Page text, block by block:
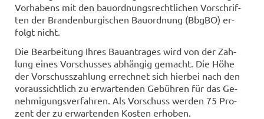
Vor­ha­bens mit den bau­ord­nungs­recht­li­chen Vor­schrif­
ten der Bran­den­bur­gi­schen Bau­ord­nung (BbgBO) er­
folgt nicht.
Die Be­ar­bei­tung Ihres Bau­an­tra­ges wird von der Zah­
lung eines Vor­schus­ses ab­hän­gig ge­macht. Die Höhe
der Vor­schuss­zah­lung er­rech­net sich hier­bei nach den
vor­aus­sicht­lich zu er­war­ten­den Ge­büh­ren für das Ge­
neh­mi­gungs­ver­fah­ren. Als Vor­schuss wer­den 75 Pro­
zent der zu er­war­ten­den Kos­ten er­ho­ben.